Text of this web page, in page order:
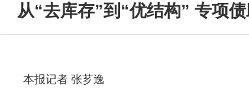
从“去库存”到“优结构” 专项
本报记者 张芗逸